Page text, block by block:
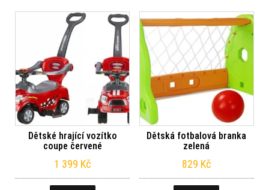
Dětské hrající vozítko
coupe červené
1 399 Kč
Dětská fotbalová branka
zelená
829 Kč